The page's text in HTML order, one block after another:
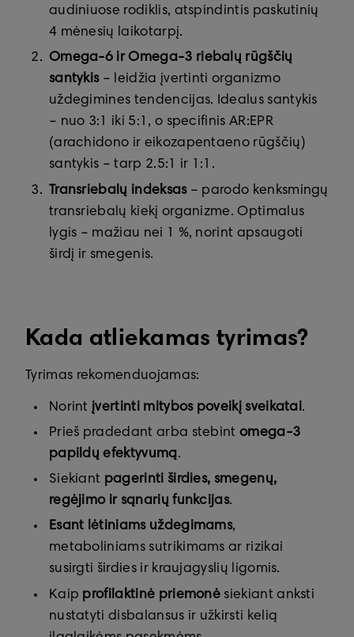
audiniuose rodiklis, atspindintis paskutinių
4 mėnesių laikotarpį.
Omega-6 ir Omega-3 riebalų rūgščių
santykis– leidžia įvertinti organizmo
uždegimines tendencijas. Idealus santykis
– nuo 3:1 iki 5:1, o specifinis AR:EPR
(arachidono ir eikozapentaeno rūgščių)
santykis – tarp 2.5:1 ir 1:1.
Transriebalų indeksas– parodo kenksmingų
transriebalų kiekį organizme. Optimalus
lygis – mažiau nei 1 %, norint apsaugoti
širdį ir smegenis.
Kada atliekamas tyrimas?
Tyrimas rekomenduojamas:
Norintįvertinti mitybos poveikį sveikatai.
Prieš pradedant arba stebintomega-3
papildų efektyvumą.
Siekiant pagerinti širdies, smegenų,
regėjimo ir sąnarių funkcijas.
Esant lėtiniams uždegimams,
metaboliniams sutrikimams ar rizikai
susirgti širdies ir kraujagyslių ligomis.
Kaip profilaktinė priemonė siekiant anksti
nustatyti disbalansus ir užkirsti kelią